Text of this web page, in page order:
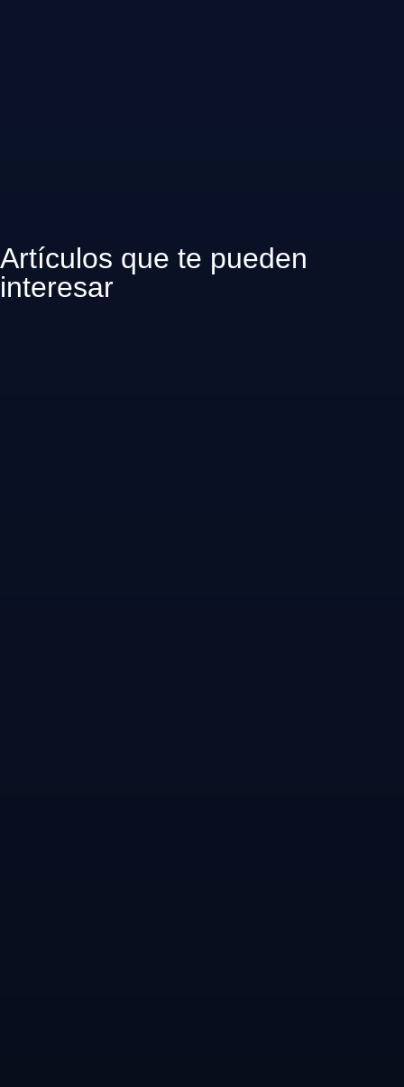
Artículos que te pueden
interesar